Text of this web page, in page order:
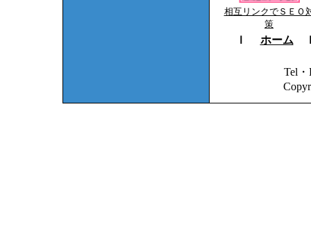
相互リンクでＳＥＯ
策
ｌ ホーム
Tel